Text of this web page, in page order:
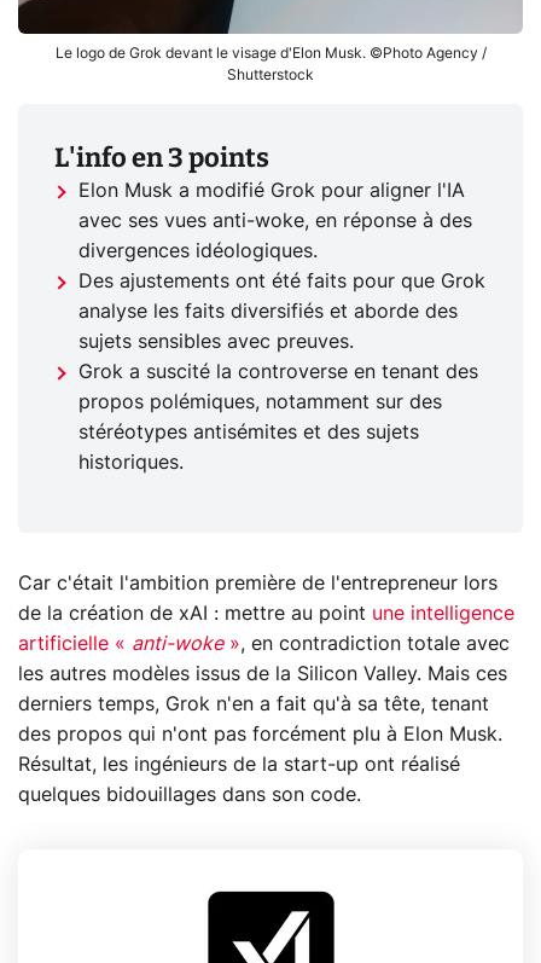
Le logo de Grok devant le visage d'Elon Musk. ©Photo Agency /
Shutterstock
L'info en 3 points
Elon Musk a modifié Grok pour aligner l'IA
avec ses vues anti-woke, en réponse à des
divergences idéologiques.
Des ajustements ont été faits pour que Grok
analyse les faits diversifiés et aborde des
sujets sensibles avec preuves.
Grok a suscité la controverse en tenant des
propos polémiques, notamment sur des
stéréotypes antisémites et des sujets
historiques.
Car c'était l'ambition première de l'entrepreneur lors
de la création de xAI : mettre au point une intelligence
artificielle « anti-woke», en contradiction totale avec
les autres modèles issus de la Silicon Valley. Mais ces
derniers temps, Grok n'en a fait qu'à sa tête, tenant
des propos qui n'ont pas forcément plu à Elon Musk.
Résultat, les ingénieurs de la start-up ont réalisé
quelques bidouillages dans son code.